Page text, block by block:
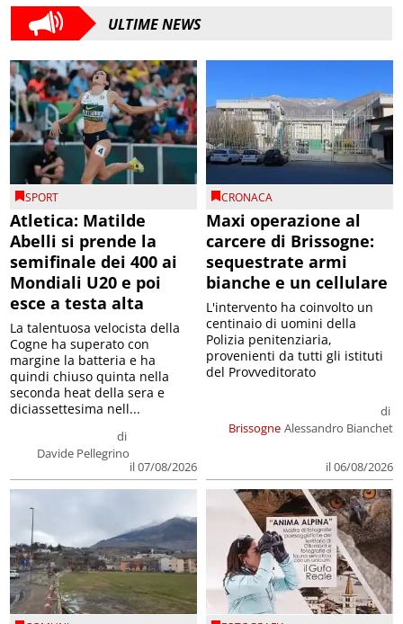
ULTIME NEWS
SPORT
Atletica: Matilde
Abelli si prende la
semifinale dei 400 ai
Mondiali U20 e poi
esce a testa alta
di
Davide Pellegrino
il 07/08/2026
La talentuosa velocista della
Cogne ha superato con
margine la batteria e ha
quindi chiuso quinta nella
seconda heat della sera e
diciassettesima nell...
CRONACA
Maxi operazione al
carcere di Brissogne:
sequestrate armi
bianche e un cellulare
Brissogne
di
Alessandro Bianchet
il 06/08/2026
L'intervento ha coinvolto un
centinaio di uomini della
Polizia penitenziaria,
provenienti da tutti gli istituti
del Provveditorato